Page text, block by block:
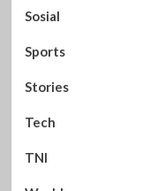
Sosial
Sports
Stories
Tech
TNI